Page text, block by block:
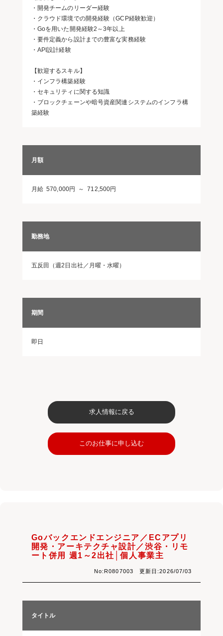
・開発チームのリーダー経験
・クラウド環境での開発経験（GCP経験歓迎）
・Goを用いた開発経験2～3年以上
・要件定義から設計までの豊富な実務経験
・API設計経験
【歓迎するスキル】
・インフラ構築経験
・セキュリティに関する知識
・ブロックチェーンや暗号資産関連システムのインフラ構
築経験
月額
月給 570,000円 ～ 712,500円
勤務地
五反田（週2日出社／月曜・水曜）
期間
即日
求人情報に戻る
このお仕事に申し込む
Goバックエンドエンジニア／ECアプリ
開発・アーキテクチャ設計／渋谷・リモ
ート併用 週1～2出社│個人事業主
No:R0807003 更新日:2026/07/03
タイトル